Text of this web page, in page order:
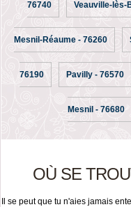
76740 Veauville-lès-
Mesnil-Réaume - 76260
76190 Pavilly - 76570
Mesnil - 76680
OÙ SE
Il se peut que tu n'aies jamais